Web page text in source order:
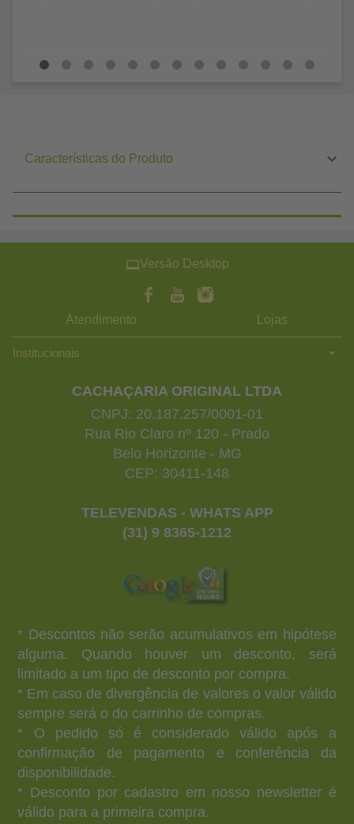
Características do Produto
Versão Desktop
Atendimento Lojas
Institucionais
CACHAÇARIA ORIGINAL LTDA
CNPJ: 20.187.257/0001-01
Rua Rio Claro nº 120 - Prado
Belo Horizonte - MG
CEP: 30411-148
TELEVENDAS - WHATS APP
(31) 9 8365-1212
* Descontos não serão acumulativos em hipótese
alguma. Quando houver um desconto, será
limitado a um tipo de desconto por compra.
* Em caso de divergência de valores o valor válido
sempre será o do carrinho de compras.
* O pedido só é considerado válido após a
confirmação de pagamento e conferência da
disponibilidade.
* Desconto por cadastro em nosso newsletter é
válido para a primeira compra.